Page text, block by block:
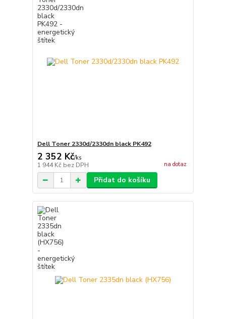
Dell Toner 2330d/2330dn black PK492
2 352 Kč/ks
1 944 Kč bez DPH na dotaz
Přidat do košíku